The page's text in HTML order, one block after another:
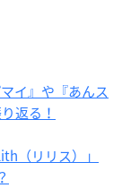
イ』や『あんス
返る！
（リリス）」